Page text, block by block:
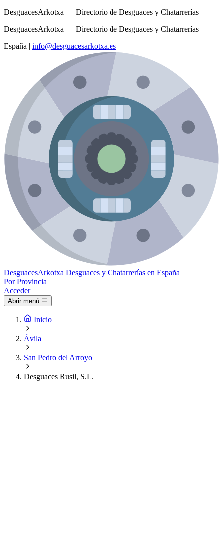
DesguacesArkotxa — Directorio de Desguaces y Chatarrerías
DesguacesArkotxa — Directorio de Desguaces y Chatarrerías
España | info@desguacesarkotxa.es
DesguacesArkotxa Desguaces y Chatarrerías en España
Por Provincia
Acceder
Abrir menú
Inicio
Ávila
San Pedro del Arroyo
Desguaces Rusil, S.L.